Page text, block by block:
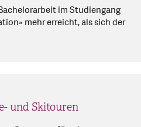
im Studiengang
mehr erreicht, als sich der
und Skitouren